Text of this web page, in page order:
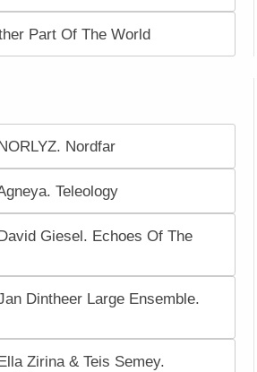
Part Of The World
Nordfar
Teleology
Giesel. Echoes Of The
Dintheer Large Ensemble.
Zirina & Teis Semey.